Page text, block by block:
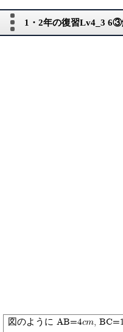
1・2年の復習Lv4_3
図のように AB=4cm,